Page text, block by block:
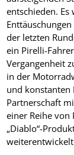
entschieden. Es
der letzten
ein Pirelli-
Vergangenheit
in der
und konstanten
Partnerschaft
einer Reihe von
„Diablo“-